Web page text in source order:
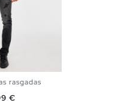
42 44
rasgadas
€